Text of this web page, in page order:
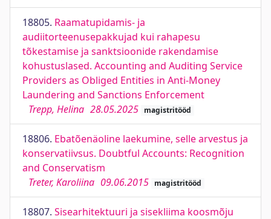
18805. Raamatupidamis- ja
audiitorteenusepakkujad kui rahapesu
tõkestamise ja sanktsioonide rakendamise
kohustuslased. Accounting and Auditing Service
Providers as Obliged Entities in Anti-Money
Laundering and Sanctions Enforcement
Trepp, Helina 28.05.2025 magistritööd
18806. Ebatõenäoline laekumine, selle arvestus ja
konservatiivsus. Doubtful Accounts: Recognition
and Conservatism
Treter, Karoliina 09.06.2015 magistritööd
18807. Sisearhitektuuri ja sisekliima koosmõju